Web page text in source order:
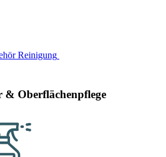
Reinigung
& Oberflächenpflege